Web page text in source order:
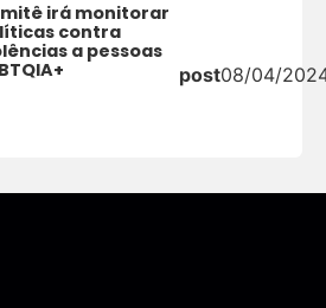
irá monitorar
contra
a pessoas
post08/04/